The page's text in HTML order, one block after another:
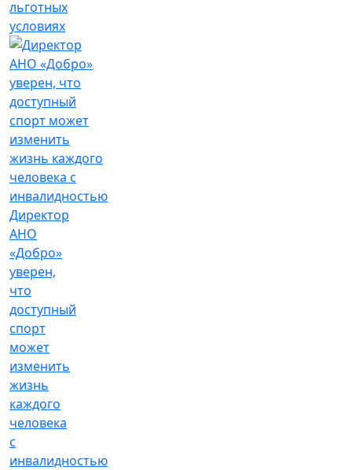
льготных
условиях
Директор
АНО
«Добро»
уверен,
что
доступный
спорт
может
изменить
жизнь
каждого
человека
с
инвалидностью